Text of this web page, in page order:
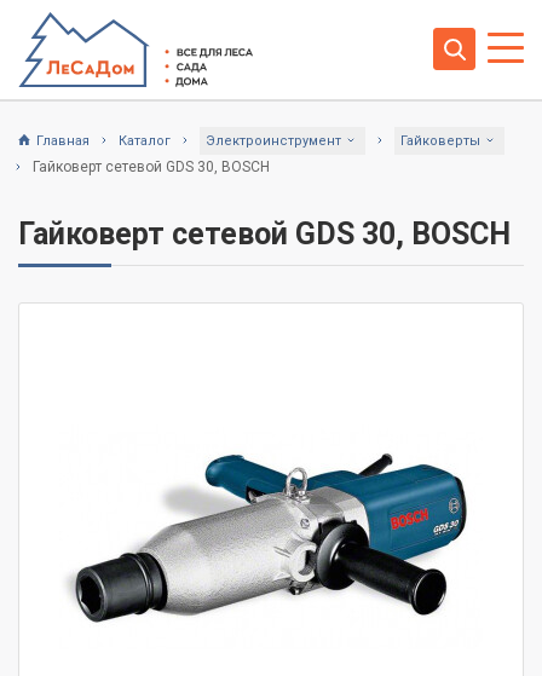
Главная Каталог Электроинструмент Гайковерты
Гайковерт сетевой GDS 30, BOSCH
Гайковерт сетевой GDS 30, BOSCH